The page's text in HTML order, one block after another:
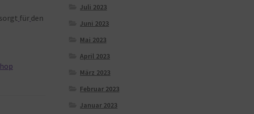
sorgt für den
Juli 2023
Juni 2023
Mai 2023
April 2023
März 2023
Februar 2023
Januar 2023